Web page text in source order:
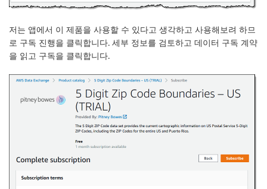
저는 앱에서 이 제품을 사용할 수 있다고 생각하고 사용해보려 하므
로 구독 진행을 클릭합니다. 세부 정보를 검토하고 데이터 구독 계약
을 읽고 구독을 클릭합니다.